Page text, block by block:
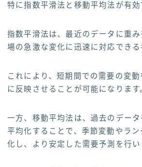
特に指数平滑法と移動平均法が有効
指数平滑法は、最近のデータに重
場の急激な変化に迅速に対応できる
これにより、短期間での需要の変
に反映させることが可能になります
一方、移動平均法は、過去のデー
平均化することで、季節変動やラ
化し、より安定した需要予測を行い